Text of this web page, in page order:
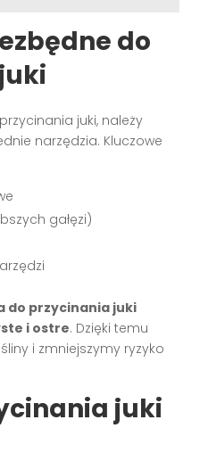
do
juki, należy
narzędzia. Kluczowe
gałęzi)
do przycinania juki
i ostre. Dzięki temu
i zmniejszymy ryzyko
juki